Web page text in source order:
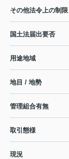
その他法令上の制限
国土法届出要否
用途地域
地目 / 地勢
管理組合有無
取引態様
現況